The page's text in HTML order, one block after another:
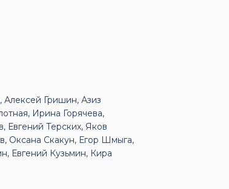
Алексей Гришин, Азиз
Ирина Горячева,
Евгений Терских, Яков
Оксана Скакун, Егор Шмыга,
Евгений Кузьмин, Кира